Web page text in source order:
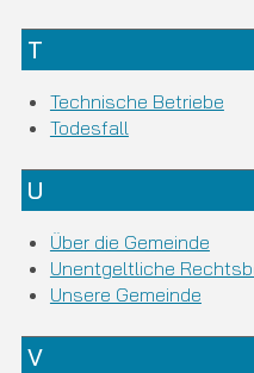
T
Technische Betriebe
Todesfall
U
Über die Gemeinde
Unentgeltliche
Unsere Gemeinde
V